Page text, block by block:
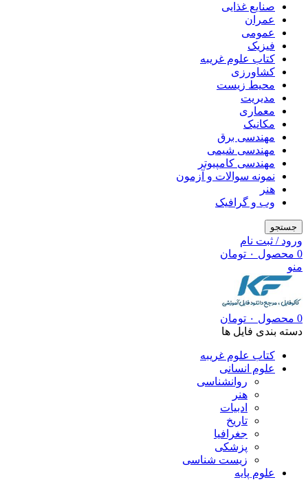
صنایع غذایی
عمران
عمومی
فیزیک
کتاب علوم غریبه
کشاورزی
محیط زیست
مدیریت
معماری
مکانیک
مهندسی برق
مهندسی شیمی
مهندسی کامپیوتر
نمونه سوالات و آزمون
هنر
وب و گرافیک
جستجو
ورود / ثبت نام
0 محصول ۰ تومان
منو
0 محصول ۰ تومان
دسته بندی فایل ها
کتاب علوم غریبه
علوم انسانی
روانشناسی
هنر
ادبیات
تاریخ
جغرافیا
پزشکی
زیست شناسی
علوم پایه